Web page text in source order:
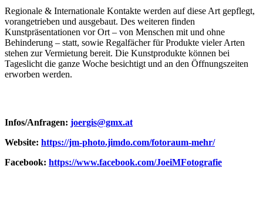
Regionale & Internationale Kontakte werden auf diese Art gepflegt,
vorangetrieben und ausgebaut. Des weiteren finden
Kunstpräsentationen vor Ort – von Menschen mit und ohne
Behinderung – statt, sowie Regalfächer für Produkte vieler Arten
stehen zur Vermietung bereit. Die Kunstprodukte können bei
Tageslicht die ganze Woche besichtigt und an den Öffnungszeiten
erworben werden.
Infos/Anfragen: joergis@gmx.at
Website: https://jm-photo.jimdo.com/fotoraum-mehr/
Facebook: https://www.facebook.com/JoeiMFotografie